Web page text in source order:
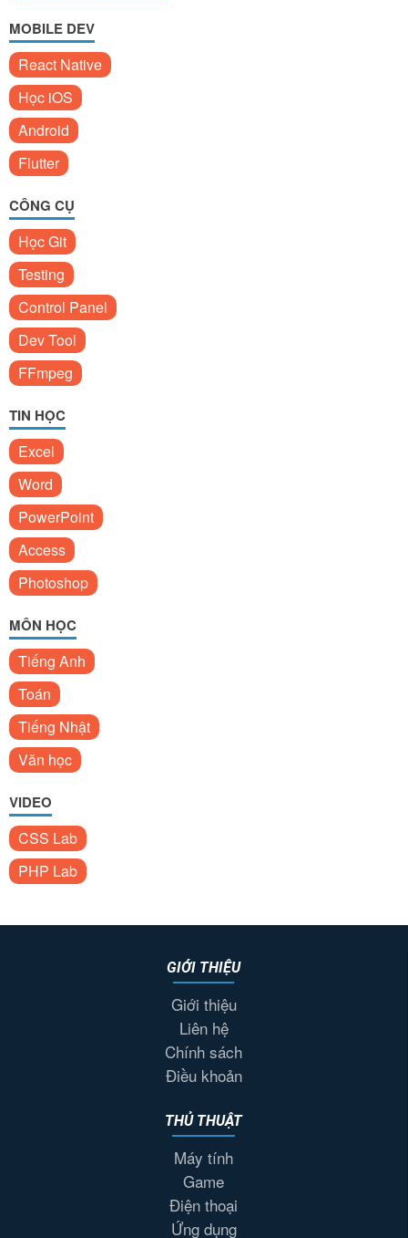
MOBILE DEV
React Native
Học iOS
Android
Flutter
CÔNG CỤ
Học Git
Testing
Control Panel
Dev Tool
FFmpeg
TIN HỌC
Excel
Word
PowerPoint
Access
Photoshop
MÔN HỌC
Tiếng Anh
Toán
Tiếng Nhật
Văn học
VIDEO
CSS Lab
PHP Lab
GIỚI THIỆU
Giới thiệu
Liên hệ
Chính sách
Điều khoản
THỦ THUẬT
Máy tính
Game
Điện thoại
Ứng dụng